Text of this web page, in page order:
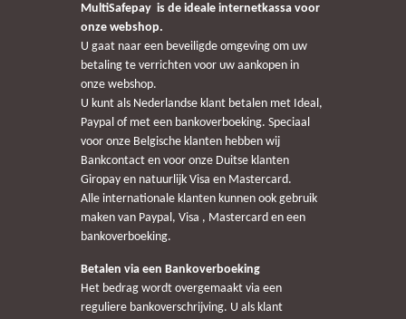
MultiSafepay is de ideale internetkassa voor
onze webshop.
U gaat naar een beveiligde omgeving om uw
betaling te verrichten voor uw aankopen in
onze webshop.
U kunt als Nederlandse klant betalen met Ideal,
Paypal of met een bankoverboeking. Speciaal
voor onze Belgische klanten hebben wij
Bankcontact en voor onze Duitse klanten
Giropay en natuurlijk Visa en Mastercard.
Alle internationale klanten kunnen ook gebruik
maken van Paypal, Visa , Mastercard en een
bankoverboeking.
Betalen via een Bankoverboeking
Het bedrag wordt overgemaakt via een
reguliere bankoverschrijving. U als klant